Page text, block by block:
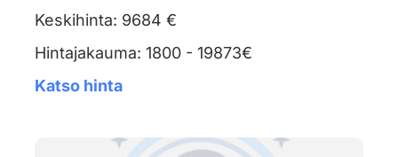
Keskihinta: 9684 €
Hintajakauma: 1800 - 19873€
Katso hinta